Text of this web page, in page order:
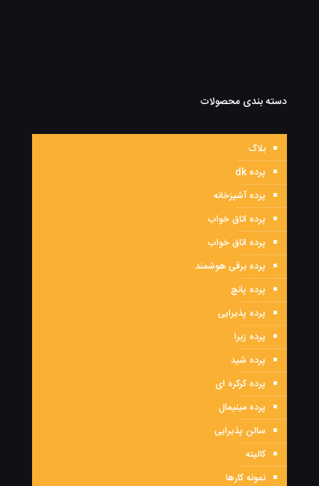
دسته بندی محصولات
بلاگ
پرده dk
پرده آشپزخانه
پرده اتاق خواب
پرده اتاق خواب
پرده برقی هوشمند
پرده پانچ
پرده پذیرایی
پرده زبرا
پرده شید
پرده کرکره ای
پرده مینیمال
سالن پذیرایی
کالیته
نمونه کارها